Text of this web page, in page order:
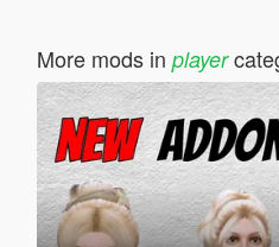
More mods in player